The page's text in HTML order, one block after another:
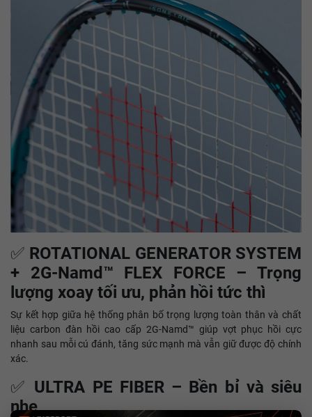
✅ ROTATIONAL GENERATOR SYSTEM
+ 2G-Namd™ FLEX FORCE – Trọng
lượng xoay tối ưu, phản hồi tức thì
Sự kết hợp giữa hệ thống phân bố trọng lượng toàn thân và chất
liệu carbon đàn hồi cao cấp 2G-Namd™ giúp vợt phục hồi cực
nhanh sau mỗi cú đánh, tăng sức mạnh mà vẫn giữ được độ chính
xác.
✅ ULTRA PE FIBER – Bền bỉ và siêu
nhẹ